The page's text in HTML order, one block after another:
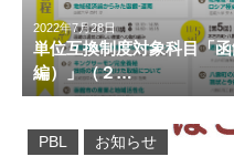
2022年7月28日
単位互換制度対象科目「
編）」（２…
PBL お知らせ